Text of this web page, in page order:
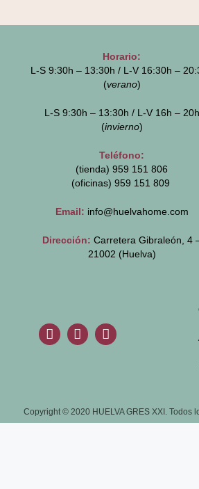
Horario:
L-S 9:30h – 13:30h / L-V 16:30h –
(verano)
L-S 9:30h – 13:30h / L-V 16h – 20h
(invierno)
Teléfono:
(tienda) 959 151 806
(oficinas) 959 151 809
Email: info@huelvahome.com
Dirección: Carretera Gibraleón, 4
21002 (Huelva)
Copyright © 2020 HUELVA GRES XXI. Todos